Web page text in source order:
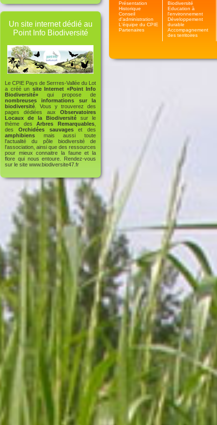
Un site internet dédié au
Point Info Biodiversité
Le CPIE Pays de Serrres-Vallée du Lot
a créé un site Internet «Point Info
Biodiversité» qui propose de
nombreuses informations sur la
biodiversité . Vous y trouverez des
pages dédiées aux Observatoires
Locaux de la Biodiversité sur le
thème desArbres Remarquables
des Orchidées sauvageset des
amphibiens mais aussi toute
l'actualité du pôle biodiversité de
l'association, ainsi que des ressources
pour mieux connaitre la faune et la
flore qui nous entoure. Rendez-vous
sur le site www.biodiversite47.fr
Présentation
Historique
Conseil
d'administration
L'équipe du CPIE
Partenaires
Biodiversité
Education à
l'environnement
Développement
durable
Accompagnement
des territoires